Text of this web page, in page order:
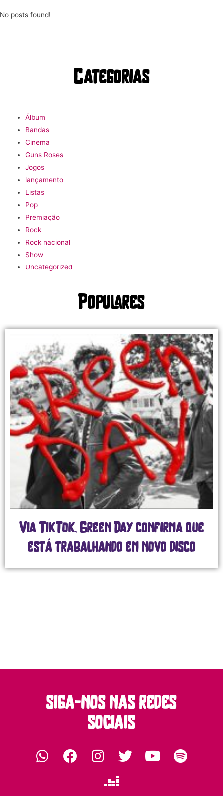
No posts found!
Categorias
Álbum
Bandas
Cinema
Guns Roses
Jogos
lançamento
Listas
Pop
Premiação
Rock
Rock nacional
Show
Uncategorized
Populares
Via TikTok, Green Day confirma que
está trabalhando em novo disco
siga-nos nas redes
sociais